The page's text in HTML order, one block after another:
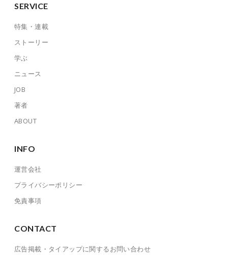
SERVICE
特集・連載
ストーリー
学ぶ
ニュース
JOB
著者
ABOUT
INFO
運営会社
プライバシーポリシー
免責事項
CONTACT
広告掲載・タイアップに関するお問い合わせ